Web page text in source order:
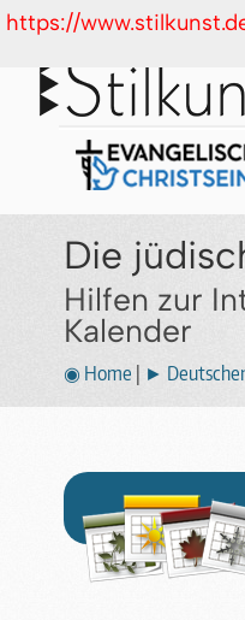
Die
Hilfen zur
Kalender
◉ Home ►
https://